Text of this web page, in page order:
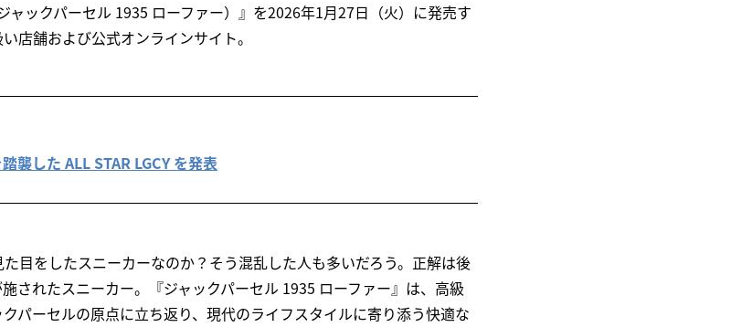
ャックパーセル 1935 ローファー）』を2026年1月27日（火）に発売す
店舗および公式オンラインサイト。
襲した ALL STAR LGCY を発表
目をしたスニーカーなのか？そう混乱した人も多いだろう。正解は後
されたスニーカー。『ジャックパーセル 1935 ローファー』は、高級
パーセルの原点に立ち返り、現代のライフスタイルに寄り添う快適な